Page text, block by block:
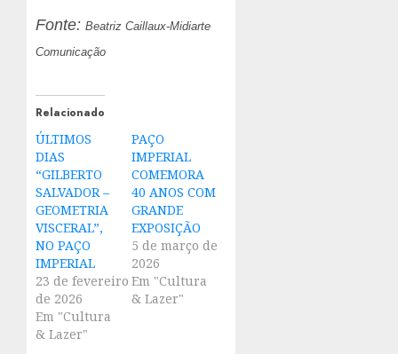
Fonte: Beatriz Caillaux-Midiarte
Comunicação
Relacionado
ÚLTIMOS
DIAS
“GILBERTO
SALVADOR –
GEOMETRIA
VISCERAL”,
NO PAÇO
IMPERIAL
23 de fevereiro
de 2026
Em "Cultura
& Lazer"
PAÇO
IMPERIAL
COMEMORA
40 ANOS COM
GRANDE
EXPOSIÇÃO
5 de março de
2026
Em "Cultura
& Lazer"